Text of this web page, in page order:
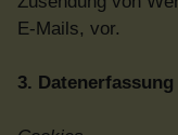
E-Mails, vor.
3.